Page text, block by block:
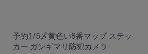
予約1/5〆黄色い8番マップ ステッ
カー ガンギマリ防犯カメラ